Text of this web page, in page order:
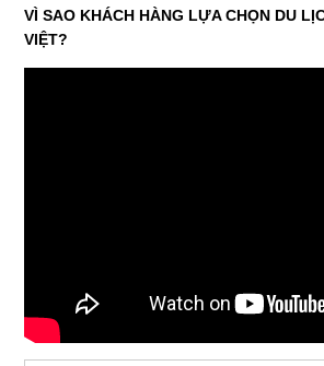
VÌ SAO KHÁCH HÀNG LỰA CHỌN DU
VIỆT?